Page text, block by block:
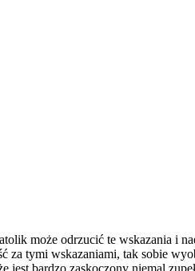
może odrzucić te wskazania i
za tymi wskazaniami, tak sobie
jest bardzo zaskoczony niemal